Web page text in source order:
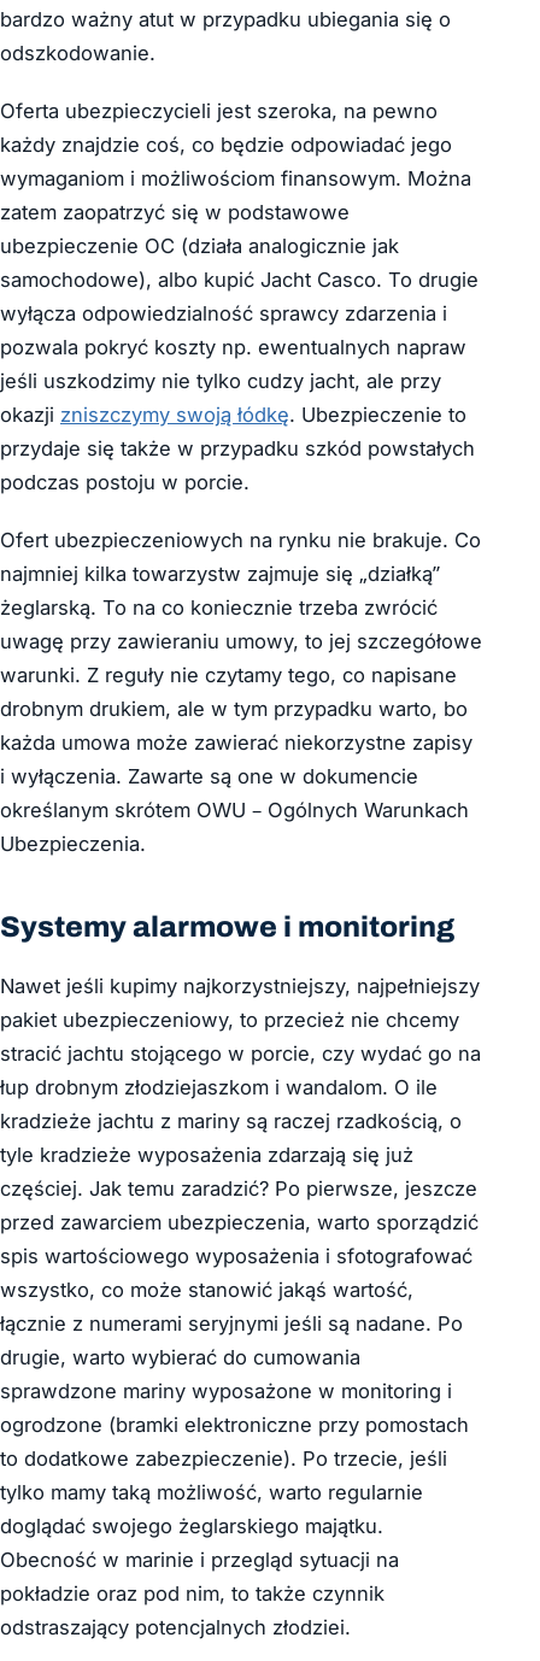
bardzo ważny atut w przypadku ubiegania się o
odszkodowanie.
Oferta ubezpieczycieli jest szeroka, na pewno
każdy znajdzie coś, co będzie odpowiadać jego
wymaganiom i możliwościom finansowym. Można
zatem zaopatrzyć się w podstawowe
ubezpieczenie OC (działa analogicznie jak
samochodowe), albo kupić Jacht Casco. To drugie
wyłącza odpowiedzialność sprawcy zdarzenia i
pozwala pokryć koszty np. ewentualnych napraw
jeśli uszkodzimy nie tylko cudzy jacht, ale przy
okazji zniszczymy swoją łódkę. Ubezpieczenie to
przydaje się także w przypadku szkód powstałych
podczas postoju w porcie.
Ofert ubezpieczeniowych na rynku nie brakuje. Co
najmniej kilka towarzystw zajmuje się „działką”
żeglarską. To na co koniecznie trzeba zwrócić
uwagę przy zawieraniu umowy, to jej szczegółowe
warunki. Z reguły nie czytamy tego, co napisane
drobnym drukiem, ale w tym przypadku warto, bo
każda umowa może zawierać niekorzystne zapisy
i wyłączenia. Zawarte są one w dokumencie
określanym skrótem OWU – Ogólnych Warunkach
Ubezpieczenia.
Systemy alarmowe i monitoring
Nawet jeśli kupimy najkorzystniejszy, najpełniejszy
pakiet ubezpieczeniowy, to przecież nie chcemy
stracić jachtu stojącego w porcie, czy wydać go na
łup drobnym złodziejaszkom i wandalom. O ile
kradzieże jachtu z mariny są raczej rzadkością, o
tyle kradzieże wyposażenia zdarzają się już
częściej. Jak temu zaradzić? Po pierwsze, jeszcze
przed zawarciem ubezpieczenia, warto sporządzić
spis wartościowego wyposażenia i sfotografować
wszystko, co może stanowić jakąś wartość,
łącznie z numerami seryjnymi jeśli są nadane. Po
drugie, warto wybierać do cumowania
sprawdzone mariny wyposażone w monitoring i
ogrodzone (bramki elektroniczne przy pomostach
to dodatkowe zabezpieczenie). Po trzecie, jeśli
tylko mamy taką możliwość, warto regularnie
doglądać swojego żeglarskiego majątku.
Obecność w marinie i przegląd sytuacji na
pokładzie oraz pod nim, to także czynnik
odstraszający potencjalnych złodziei.